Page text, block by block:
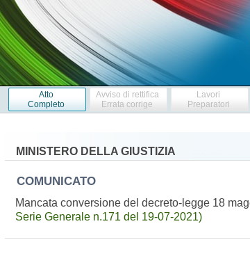
Atto
Completo
Avviso di rettifica
Errata corrige
Lavori
Preparatori
MINISTERO DELLA GIUSTIZIA
COMUNICATO
Mancata conversione del decreto-legge 18
Serie Generale n.171 del 19-07-2021)